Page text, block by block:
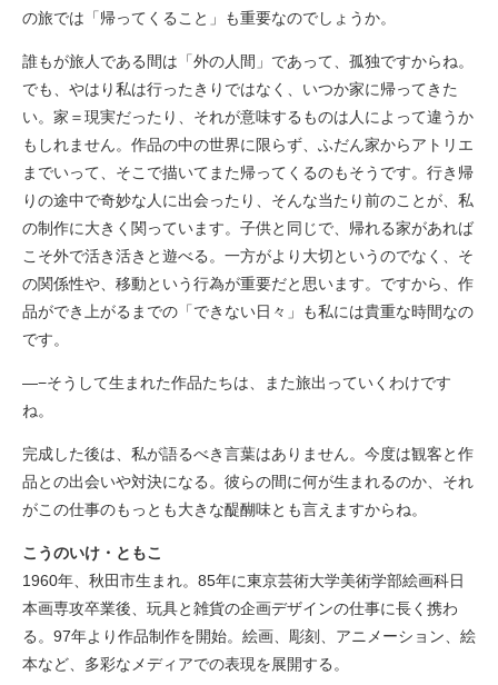
の旅では「帰ってくること」も重要なのでしょうか。
誰もが旅人である間は「外の人間」であって、孤独ですからね。
でも、やはり私は行ったきりではなく、いつか家に帰ってきた
い。家＝現実だったり、それが意味するものは人によって違うか
もしれません。作品の中の世界に限らず、ふだん家からアトリエ
までいって、そこで描いてまた帰ってくるのもそうです。行き帰
りの途中で奇妙な人に出会ったり、そんな当たり前のことが、私
の制作に大きく関っています。子供と同じで、帰れる家があれば
こそ外で活き活きと遊べる。一方がより大切というのでなく、そ
の関係性や、移動という行為が重要だと思います。ですから、作
品ができ上がるまでの「できない日々」も私には貴重な時間なの
です。
—−そうして生まれた作品たちは、また旅出っていくわけです
ね。
完成した後は、私が語るべき言葉はありません。今度は観客と作
品との出会いや対決になる。彼らの間に何が生まれるのか、それ
がこの仕事のもっとも大きな醍醐味とも言えますからね。
こうのいけ・ともこ
1960年、秋田市生まれ。85年に東京芸術大学美術学部絵画科日
本画専攻卒業後、玩具と雑貨の企画デザインの仕事に長く携わ
る。97年より作品制作を開始。絵画、彫刻、アニメーション、絵
本など、多彩なメディアでの表現を展開する。